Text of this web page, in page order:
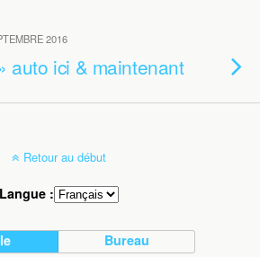
2016
auto ici & maintenant
Retour au début
Langue :
Bureau